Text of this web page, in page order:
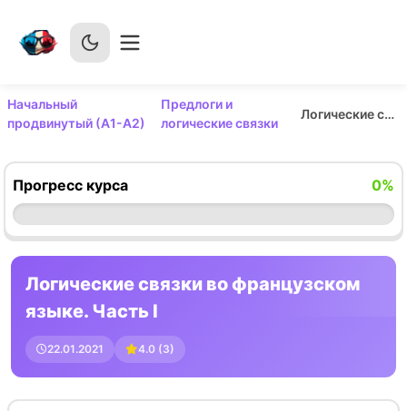
Начальный
продвинутый (А1-А2)
Предлоги и
логические связки
Логические связки во французском языке. Часть I
Прогресс курса 0%
Логические связки во французском
языке. Часть I
22.01.2021 4.0 (3)